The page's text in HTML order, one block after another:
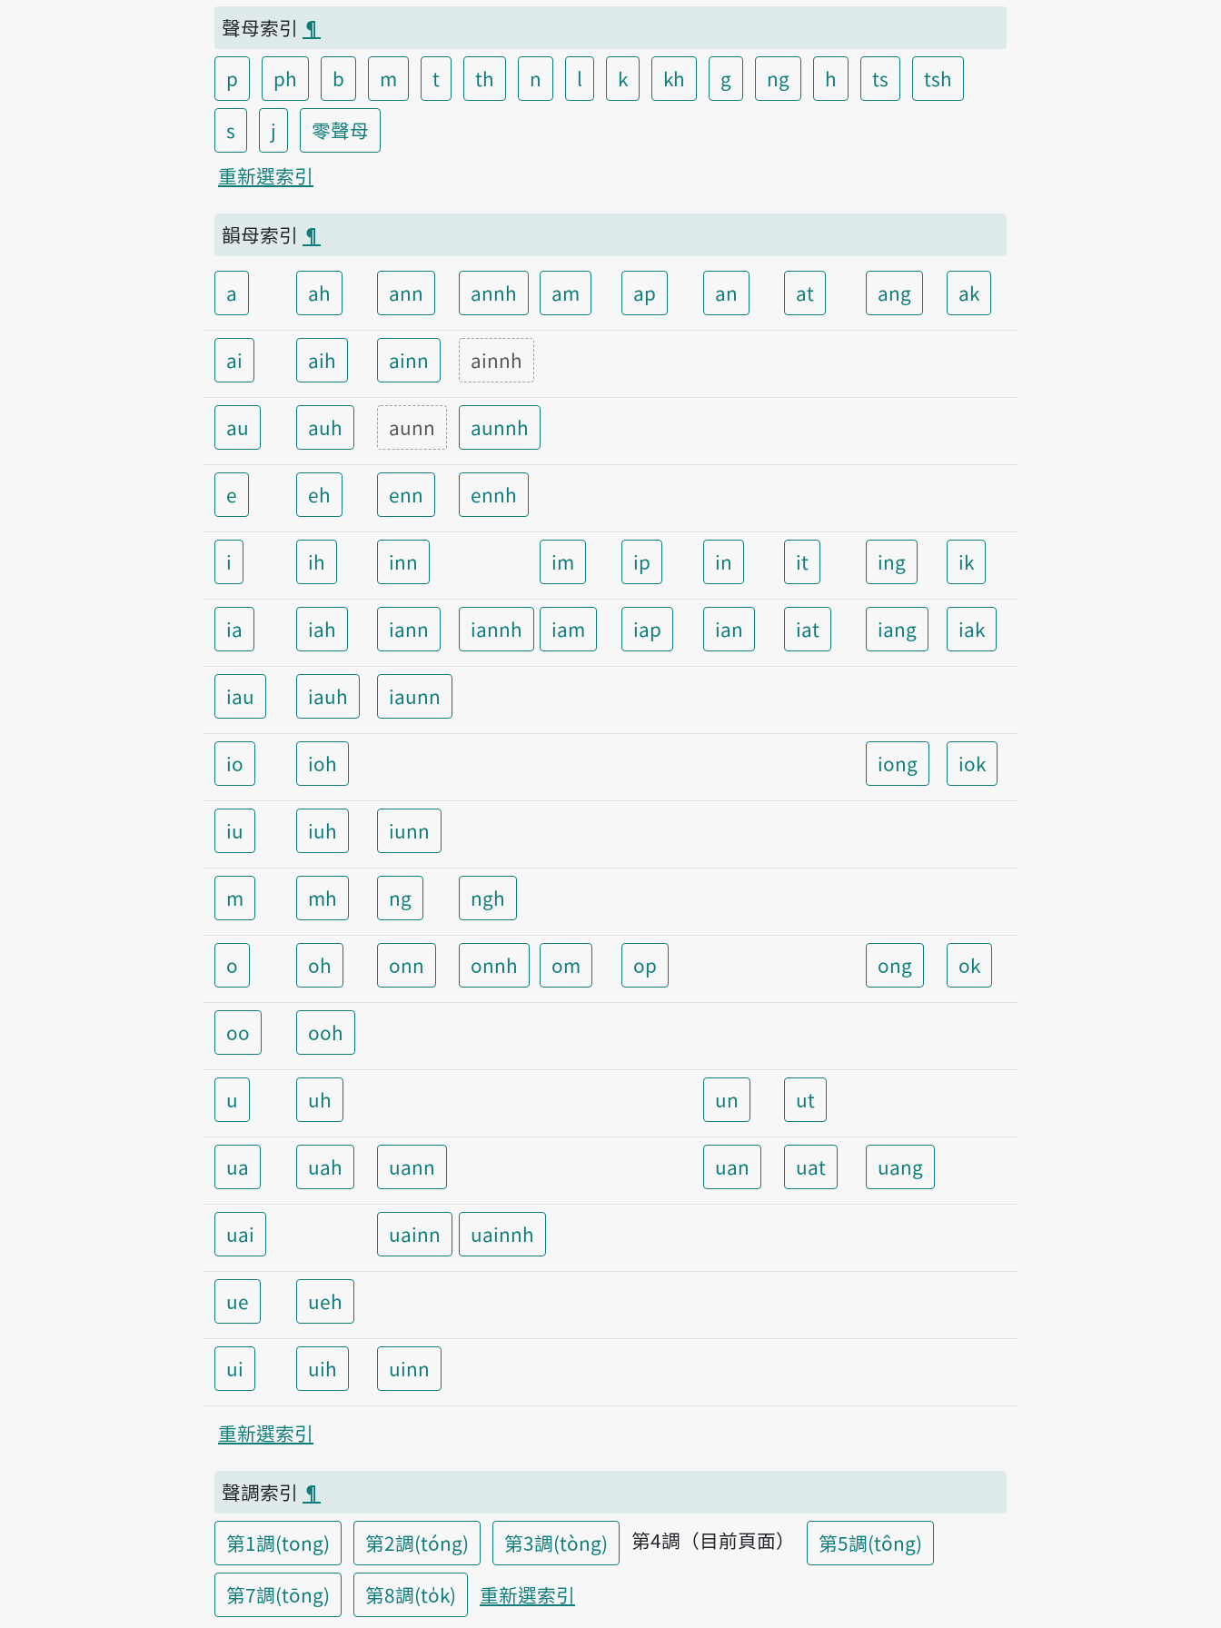
聲母索引 ¶
p
ph b m t th n l k kh g ng h ts
tsh
s
j
零聲母
重新選索引
韻母索引 ¶
a ah ann annh am ap an at ang ak
ai aih ainn ainnh
au auh aunn aunnh
e eh enn ennh
i ih inn im ip in it ing ik
ia iah iann iannh iam iap ian iat iang iak
iau iauh iaunn
io ioh iong iok
iu iuh iunn
m mh ng ngh
o oh onn onnh om op ong ok
oo ooh
u uh un ut
ua uah uann uan uat uang
uai uainn uainnh
ue ueh
ui uih uinn
重新選索引
聲調索引 ¶
第1調(tong)
第2調(tóng) 第3調(tòng) 第4調（目前頁面）
第5調(tông)
第7調(tōng)
第8調(to̍k) 重新選索引